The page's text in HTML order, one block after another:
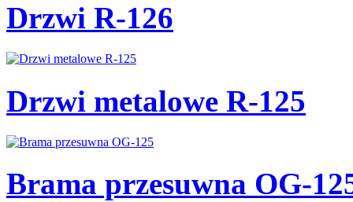
Drzwi R-126
Drzwi metalowe R-125
Brama przesuwna OG-